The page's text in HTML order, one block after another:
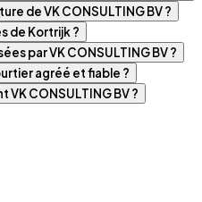
de VK CONSULTING BV ?
de Kortrijk ?
par VK CONSULTING BV ?
agréé et fiable ?
CONSULTING BV ?